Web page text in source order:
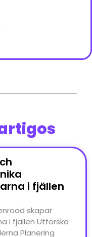
i fjällen
skapar
i fjällen Utforska
Planering